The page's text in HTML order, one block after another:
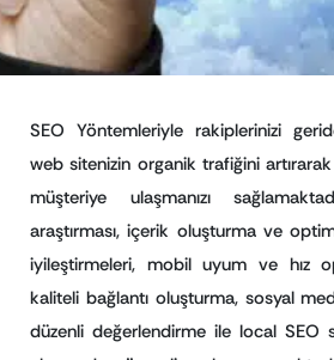
SEO Yöntemleriyle rakiplerinizi
web sitenizin organik trafiğini
müşteriye ulaşmanızı
araştırması, içerik oluşturma ve
iyileştirmeleri, mobil uyum ve hız
kaliteli bağlantı oluşturma, sosyal
düzenli değerlendirme ile local SEO